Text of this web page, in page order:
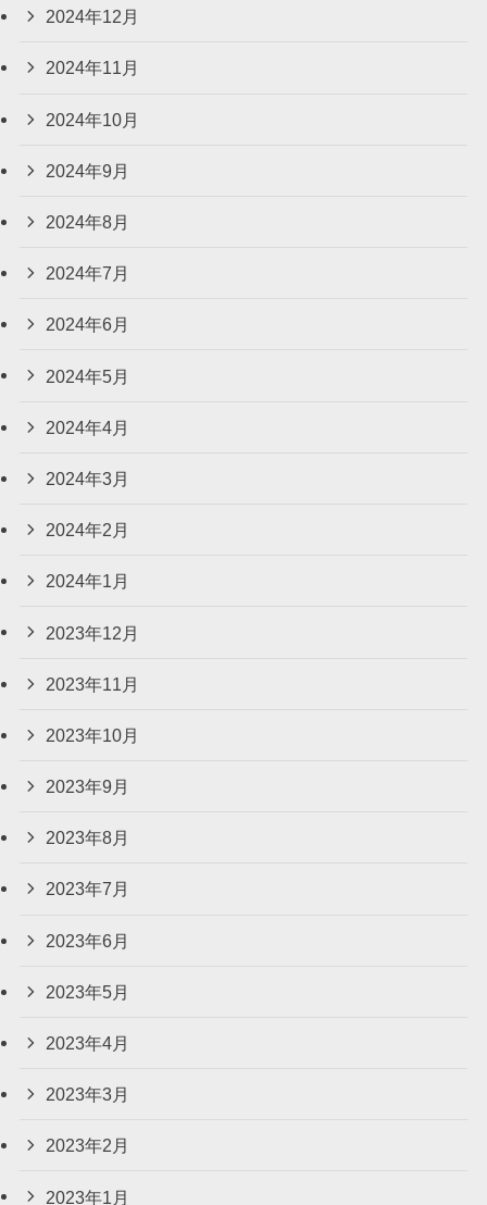
2024年12月
2024年11月
2024年10月
2024年9月
2024年8月
2024年7月
2024年6月
2024年5月
2024年4月
2024年3月
2024年2月
2024年1月
2023年12月
2023年11月
2023年10月
2023年9月
2023年8月
2023年7月
2023年6月
2023年5月
2023年4月
2023年3月
2023年2月
2023年1月